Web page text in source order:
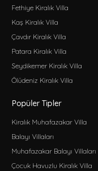
Fethiye Kiralık Villa
Kaş Kiralık Villa
Çavdır Kiralık Villa
Patara Kiralık Villa
Seydikemer Kiralık Villa
Ölüdeniz Kiralık Villa
Popüler Tipler
Kiralık Muhafazakar Villa
Balayı Villaları
Muhafazakar Balayı Villaları
Çocuk Havuzlu Kiralık Villa